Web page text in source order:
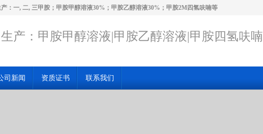
：一, 二, 三甲胺；甲胺甲醇溶液30%；甲胺乙醇溶液30%；甲胺2M四氢呋喃等
生产：甲胺甲醇溶液|甲胺乙醇溶液|甲胺四氢呋喃
司新闻 资质证书 联系我们